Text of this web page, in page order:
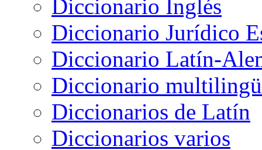
Diccionario Inglés
Diccionario Jurídico
Diccionario Latín-
Diccionario
Diccionarios de Latín
Diccionarios varios